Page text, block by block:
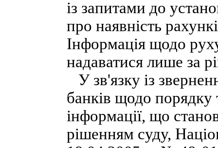
із запитами до
про наявність
Інформація щодо
надаватися лише за
У зв'язку із
банків щодо порядку
інформації, що
рішенням суду,